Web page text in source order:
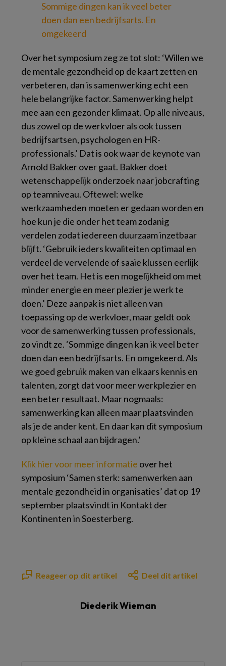
Sommige dingen kan ik veel beter
doen dan een bedrijfsarts. En
omgekeerd
Over het symposium zeg ze tot slot: ‘Willen we
de mentale gezondheid op de kaart zetten en
verbeteren, dan is samenwerking echt een
hele belangrijke factor. Samenwerking helpt
mee aan een gezonder klimaat. Op alle niveaus,
dus zowel op de werkvloer als ook tussen
bedrijfsartsen, psychologen en HR-
professionals.’ Dat is ook waar de keynote van
Arnold Bakker over gaat. Bakker doet
wetenschappelijk onderzoek naar jobcrafting
op teamniveau. Oftewel: welke
werkzaamheden moeten er gedaan worden en
hoe kun je die onder het team zodanig
verdelen zodat iedereen duurzaam inzetbaar
blijft. ‘Gebruik ieders kwaliteiten optimaal en
verdeel de vervelende of saaie klussen eerlijk
over het team. Het is een mogelijkheid om met
minder energie en meer plezier je werk te
doen.’ Deze aanpak is niet alleen van
toepassing op de werkvloer, maar geldt ook
voor de samenwerking tussen professionals,
zo vindt ze. ‘Sommige dingen kan ik veel beter
doen dan een bedrijfsarts. En omgekeerd. Als
we goed gebruik maken van elkaars kennis en
talenten, zorgt dat voor meer werkplezier en
een beter resultaat. Maar nogmaals:
samenwerking kan alleen maar plaatsvinden
als je de ander kent. En daar kan dit symposium
op kleine schaal aan bijdragen.’
Klik hier voor meer informatie over het
symposium ‘Samen sterk: samenwerken aan
mentale gezondheid in organisaties’ dat op 19
september plaatsvindt in Kontakt der
Kontinenten in Soesterberg.
Reageer op dit artikel Deel dit artikel
Diederik Wieman